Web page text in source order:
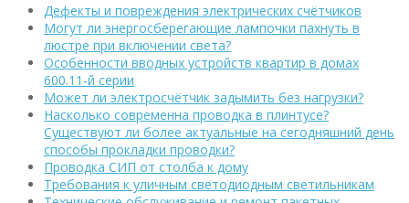
Дефекты и повреждения электрических счётчиков
Могут ли энергосберегающие лампочки пахнуть в
люстре при включении света?
Особенности вводных устройств квартир в домах
600.11-й серии
Может ли электросчётчик задымить без нагрузки?
Насколько современна проводка в плинтусе?
Существуют ли более актуальные на сегодняшний день
способы прокладки проводки?
Проводка СИП от столба к дому
Требования к уличным светодиодным светильникам